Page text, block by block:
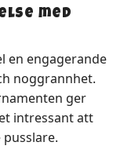
med
en engagerande
noggrannhet.
ger
intressant att